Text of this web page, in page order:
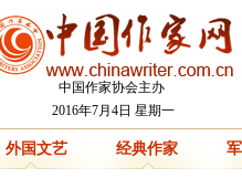
中国作家协会主办
2016年7月4日 星期一
外国文艺 经典作家